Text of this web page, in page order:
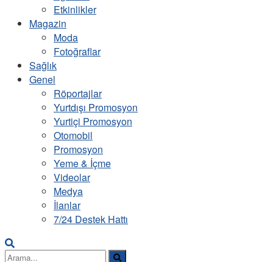
Etkinlikler
Magazin
Moda
Fotoğraflar
Sağlık
Genel
Röportajlar
Yurtdışı Promosyon
Yurtiçi Promosyon
Otomobil
Promosyon
Yeme & İçme
Videolar
Medya
İlanlar
7/24 Destek Hattı